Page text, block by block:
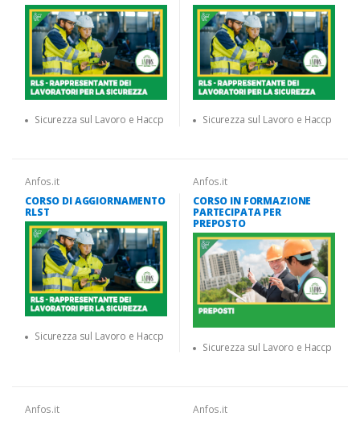
Sicurezza sul Lavoro e Haccp Sicurezza sul Lavoro e Haccp
Anfos.it
CORSO DI AGGIORNAMENTO
RLST
Sicurezza sul Lavoro e Haccp
Anfos.it
CORSO IN FORMAZIONE
PARTECIPATA PER
PREPOSTO
Sicurezza sul Lavoro e Haccp
Anfos.it
Anfos.it